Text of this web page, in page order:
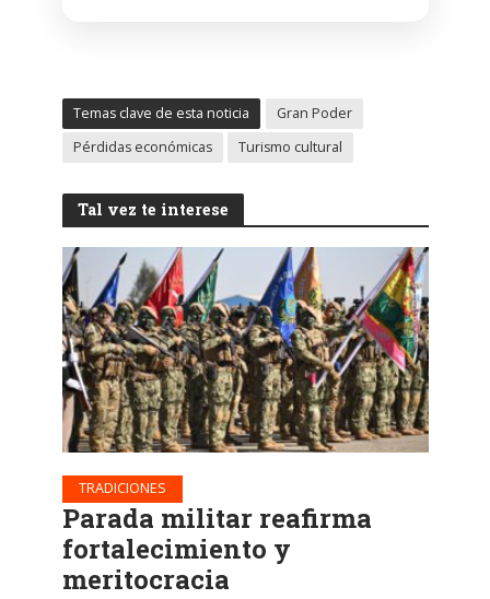
Temas clave de esta noticia
Gran Poder
Pérdidas económicas
Turismo cultural
Tal vez te interese
TRADICIONES
Parada militar reafirma
fortalecimiento y
meritocracia